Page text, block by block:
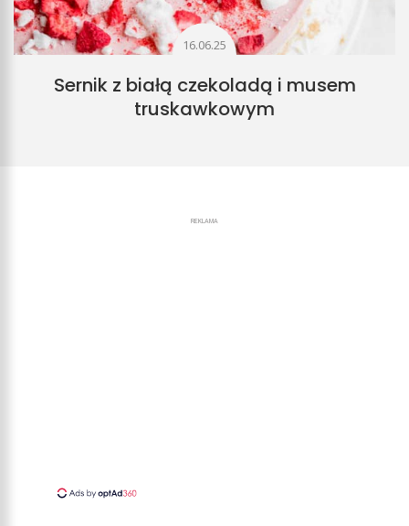
16.06.25
Sernik z białą czekoladą i musem
truskawkowym
REKLAMA